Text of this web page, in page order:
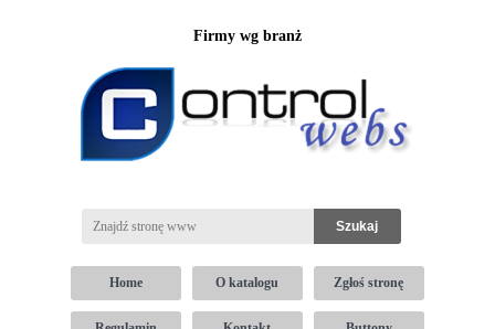
Firmy wg branż
Home O katalogu Zgłoś stronę